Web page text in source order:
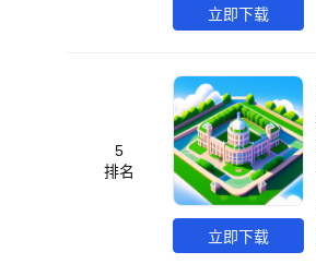
立即下载
5
排名
立即下载